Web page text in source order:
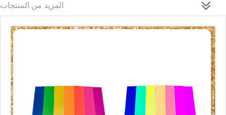
المزيد من المنتجات